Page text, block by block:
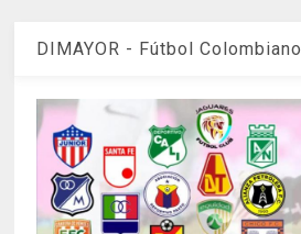
DIMAYOR - Fútbol Colombiano